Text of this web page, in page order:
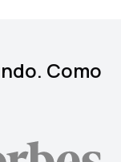
Como